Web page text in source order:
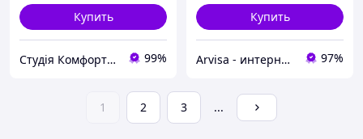
Купить
Студія Комфорту - крісла мішки, лежанки для собак, тканини та фурнітура 99%
Купить
Arvisa - интернет-магазин бескаркасной мебели, спальных мешков и одежды 97%
1 2 3 ...